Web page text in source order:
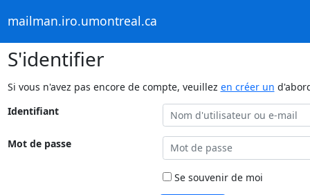
mailman.iro.umontreal.ca
S'identifier
Si vous n'avez pas encore de compte, veuillez en créer un
Identifiant
Mot de passe
Se souvenir de moi